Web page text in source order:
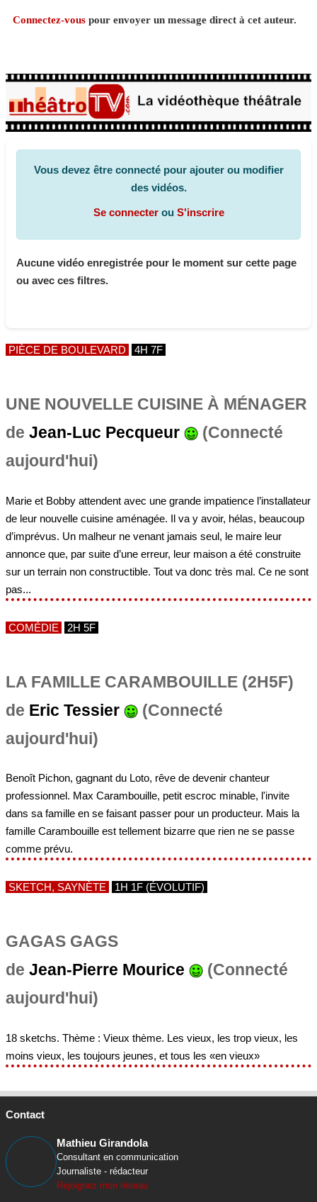
Connectez-vous pour envoyer un message direct à cet auteur.
Vous devez être connecté pour ajouter ou modifier
des vidéos.
Se connecterou S'inscrire
Aucune vidéo enregistrée pour le moment sur cette page
ou avec ces filtres.
PIÈCE DE BOULEVARD 4H 7F
UNE NOUVELLE CUISINE À MÉNAGER
de Jean-Luc Pecqueur
(Connecté
aujourd'hui)
Marie et Bobby attendent avec une grande impatience l’installateur
de leur nouvelle cuisine aménagée. Il va y avoir, hélas, beaucoup
d’imprévus. Un malheur ne venant jamais seul, le maire leur
annonce que, par suite d’une erreur, leur maison a été construite
sur un terrain non constructible. Tout va donc très mal. Ce ne sont
pas...
COMÉDIE 2H 5F
LA FAMILLE CARAMBOUILLE (2H5F)
de Eric Tessier
(Connecté
aujourd'hui)
Benoît Pichon, gagnant du Loto, rêve de devenir chanteur
professionnel. Max Carambouille, petit escroc minable, l'invite
dans sa famille en se faisant passer pour un producteur. Mais la
famille Carambouille est tellement bizarre que rien ne se passe
comme prévu.
SKETCH, SAYNÈTE 1H 1F (ÉVOLUTIF)
GAGAS GAGS
de Jean-Pierre Mourice
(Connecté
aujourd'hui)
18 sketchs. Thème : Vieux thème. Les vieux, les trop vieux, les
moins vieux, les toujours jeunes, et tous les «en vieux»
Contact
Mathieu Girandola
Consultant en communication
Journaliste - rédacteur
Rejoignez mon réseau